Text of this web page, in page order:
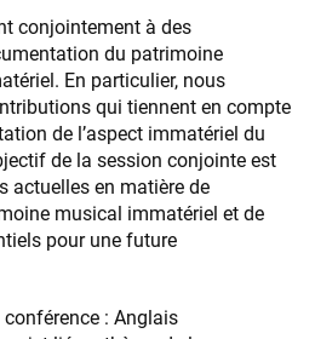
conjointement à des
du patrimoine
En particulier, nous
qui tiennent en compte
de l’aspect immatériel du
de la session conjointe est
actuelles en matière de
musical immatériel et de
pour une future
: Anglais